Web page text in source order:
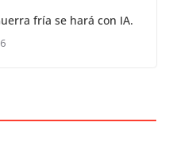
fría se hará con IA.